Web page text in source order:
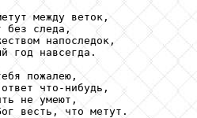
между веток,
без следа,
напоследок,
год навсегда.
пожалею,
что-нибудь,
не умеют,
весть, что метут.